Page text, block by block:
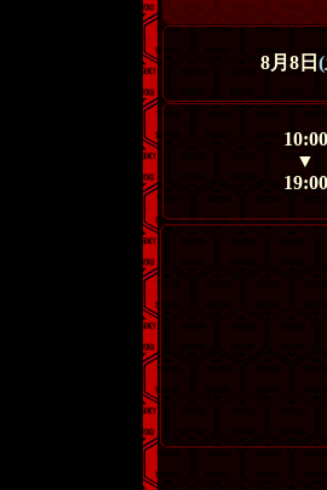
8月8日
10:00
▼
19:00